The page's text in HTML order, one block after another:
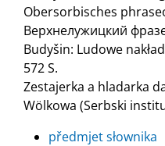
Obersorbisches
Верхнелужицкий
Budyšin: Ludowe
572 S.
Zestajerka a hladarka
Wölkowa (Serbski
předmjet słownika